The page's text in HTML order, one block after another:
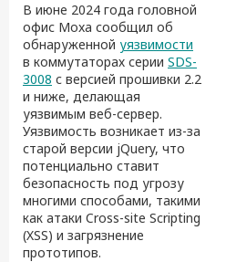
В июне 2024 года головной
офис Moxa сообщил об
обнаруженной уязвимости
в коммутаторах серии SDS-
3008 c версией прошивки 2.2
и ниже, делающая
уязвимым веб-сервер.
Уязвимость возникает из-за
старой версии jQuery, что
потенциально ставит
безопасность под угрозу
многими способами, такими
как атаки Cross-site Scripting
(XSS) и загрязнение
прототипов.